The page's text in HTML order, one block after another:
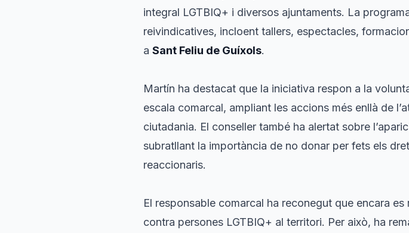
integral LGTBIQ+ i diversos ajuntaments. La
reivindicatives, incloent tallers, espectacles,
a Sant Feliu de Guíxols.
Martín ha destacat que la iniciativa respon a la
escala comarcal, ampliant les accions més enllà de
ciutadania. El conseller també ha alertat sobre
subratllant la importància de no donar per fets els
reaccionaris.
El responsable comarcal ha reconegut que encara
contra persones LGTBIQ+ al territori. Per això, ha